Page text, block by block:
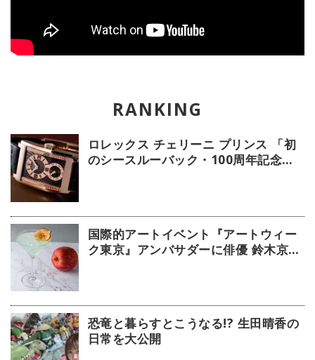
ロレックス チェリーニ プリンス 「初
のシースルーバック・100周年記念モ
国際的アートイベント『アートウィー
ク東京』アンバサダーに俳優 鈴木京香
恐竜と暮らすとこうなる!? 生田晴香の
日常を大公開